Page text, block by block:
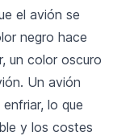
el avión se
negro hace
un color oscuro
Un avión
lo que
y los costes